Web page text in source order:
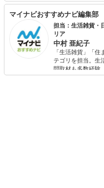
ードコーディネー
家庭菜園と子ども
マイナビおすすめナビ編集部
担当：生活雑貨・
リア
中村 亜紀子
「生活雑貨」「
テゴリを担当。生
問取材も多数経験
りや壁紙チェンジ